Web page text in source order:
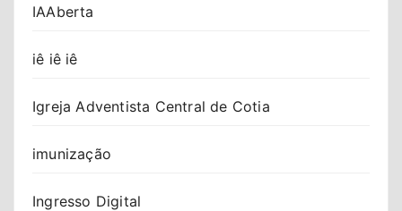
IAAberta
iê iê iê
Igreja Adventista Central de Cotia
imunização
Ingresso Digital